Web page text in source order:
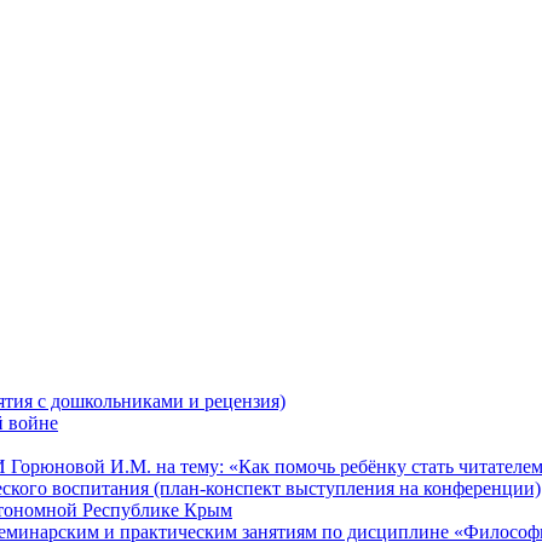
с дошкольниками и рецензия)
войне
И.М. на тему: «Как помочь ребёнку стать
воспитания (план-конспект выступления на конференции)
Республике Крым
и практическим занятиям по дисциплине